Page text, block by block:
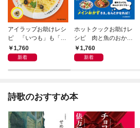
アイラップお助けレシ
ピ 「いつも」も「も
しも」もおいしい！
1,760
新着
ホットクックお助けレ
シピ 肉と魚のおか
ず 少ない材料＆調味
料で、あとはスイッチ
1,760
新着
詩歌のおすすめ本